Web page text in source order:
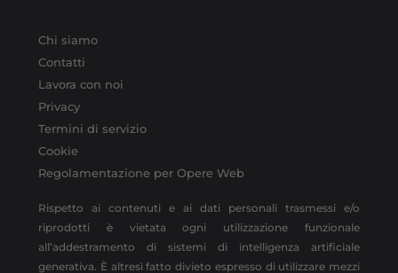
Chi siamo
Contatti
Lavora con noi
Privacy
Termini di servizio
Cookie
Regolamentazione per Opere Web
Rispetto ai contenuti e ai dati personali trasmessi e/o
riprodotti è vietata ogni utilizzazione funzionale
all’addestramento di sistemi di intelligenza artificiale
generativa. È altresì fatto divieto espresso di utilizzare mezzi